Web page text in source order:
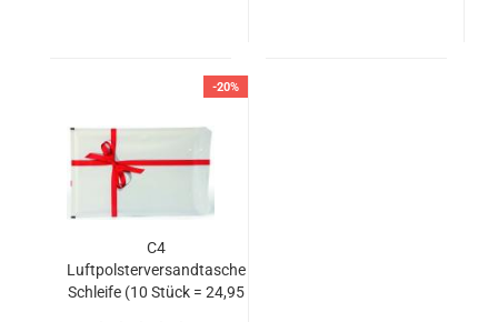
-20%
C4
Luftpolsterversandtasche
Schleife (10 Stück = 24,95